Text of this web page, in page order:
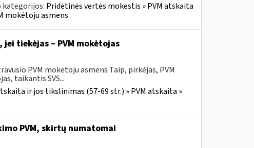
kategorijos: Pridėtinės vertės mokestis » PVM atskaita
mokėtoju asmens
tiekėjas – PVM mokėtojas
PVM mokėtoju asmens Taip, pirkėjas, PVM
taikantis SVS...
ir jos tikslinimas (57-69 str.) » PVM atskaita »
PVM, skirtų numatomai